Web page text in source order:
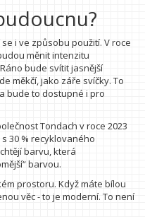
i ve způsobu použití. V roce
měnit intenzitu
bude svítit jasnější
měkčí, jako záře svíčky. To
bude to dostupné i pro
Tondach v roce 2023
30 % recyklovaného
barvu, která
barvou.
prostoru. Když máte bílou
věc - to je moderní. To není